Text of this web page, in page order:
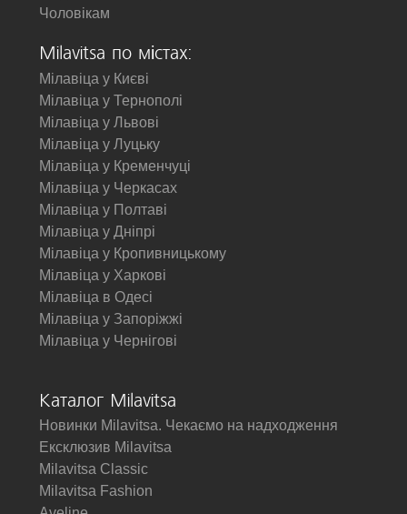
Чоловікам
Milavitsa по містах:
Мілавіца у Києві
Мілавіца у Тернополі
Мілавіца у Львові
Мілавіца у Луцьку
Мілавіца у Кременчуці
Мілавіца у Черкасах
Мілавіца у Полтаві
Мілавіца у Дніпрі
Мілавіца у Кропивницькому
Мілавіца у Харкові
Мілавіца в Одесі
Мілавіца у Запоріжжі
Мілавіца у Чернігові
Каталог Milavitsa
Новинки Milavitsa. Чекаємо на надходження
Ексклюзив Milavitsa
Milavitsa Classic
Milavitsa Fashion